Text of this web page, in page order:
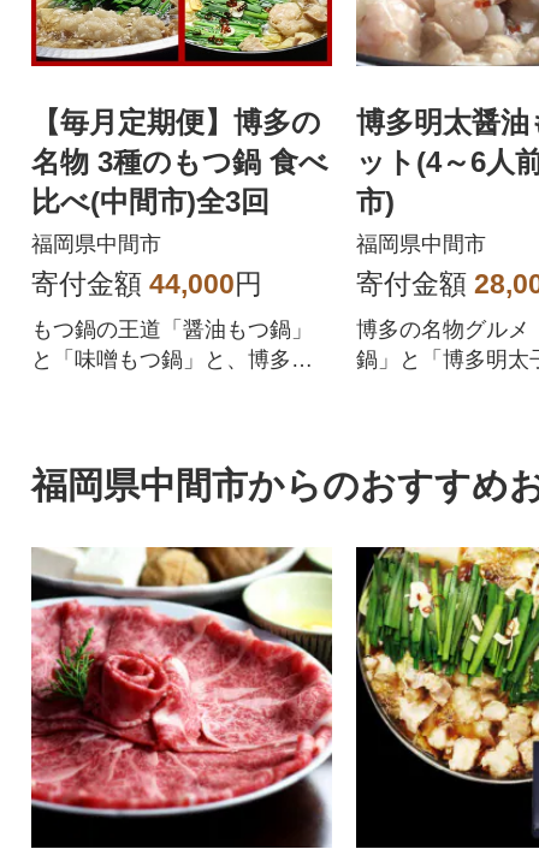
【毎月定期便】博多の
名物 3種のもつ鍋 食べ
比べ(中間市)全3回
福岡県中間市
寄付金額 44,000円
もつ鍋の王道「醤油もつ鍋」
と「味噌もつ鍋」と、博多な
博多明太醤
ット(4～6人
市)
福岡県中間市
寄付金額
博多の名物グルメ
鍋」と「博多明太
福岡県中間市からのおすすめ